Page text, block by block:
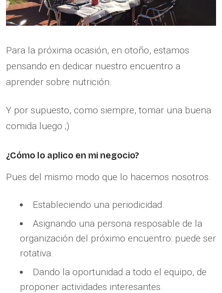
Para la próxima ocasión, en otoño, estamos
pensando en dedicar nuestro encuentro a
aprender sobre nutrición.
Y por supuesto, como siempre, tomar una buena
comida luego ;)
¿Cómo lo aplico en mi negocio?
Pues del mismo modo que lo hacemos nosotros.
Estableciendo una periodicidad.
Asignando una persona resposable de la
organización del próximo encuentro: puede ser
rotativa.
Dando la oportunidad a todo el equipo, de
proponer actividades interesantes.